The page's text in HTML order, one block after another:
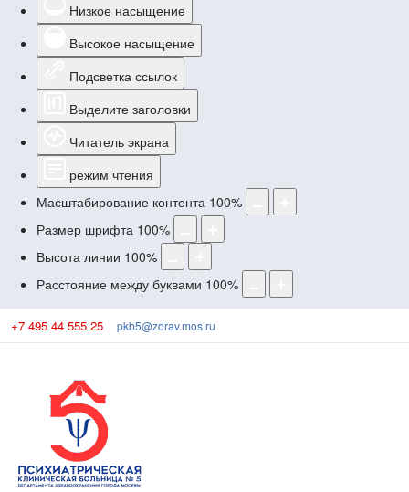
Низкое насыщение
Высокое насыщение
Подсветка ссылок
Выделите заголовки
Читатель экрана
режим чтения
Масштабирование контента 100%
Размер шрифта 100%
Высота линии 100%
Расстояние между буквами 100%
+7 495 44 555 25 pkb5@zdrav.mos.ru